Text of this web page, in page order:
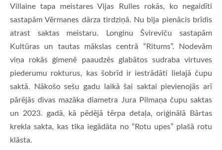
Villaine tapa meistares Vijas Rulles rokās, ko negaidīti
sastapām Vērmanes dārza tirdziņā. Nu bija pienācis brīdis
atrast saktas meistaru. Longinu Švireviču sastapām
Kultūras un tautas mākslas centrā “Ritums”. Nodevām
viņa rokās ģimenē paaudzēs glabātos sudraba virtuves
piederumu rokturus, kas šobrīd ir iestrādāti lielajā čupu
saktā. Nākošo sešu gadu laikā šai saktai pievienojās arī
pārējās divas mazāka diametra Jura Pilmaņa čupu saktas
un 2023. gadā, kā pēdējā tērpa detaļa, oriģinālā Bārtas
krekla sakta, kas tika iegādāta no “Rotu upes” plašā rotu
klāsta.